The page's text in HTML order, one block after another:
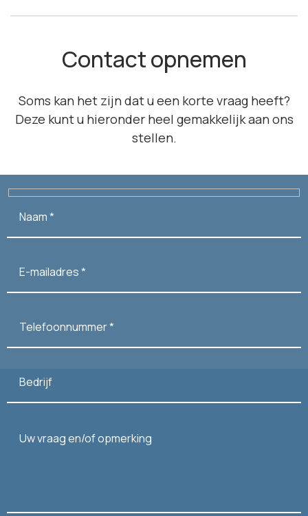
Contact opnemen
Soms kan het zijn dat u een korte vraag heeft?
Deze kunt u hieronder heel gemakkelijk aan ons
stellen.